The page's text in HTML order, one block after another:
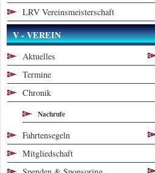
LRV Vereinsmeisterschaft
V - VEREIN
Aktuelles
Termine
Chronik
Nachrufe
Fahrtensegeln
Mitgliedschaft